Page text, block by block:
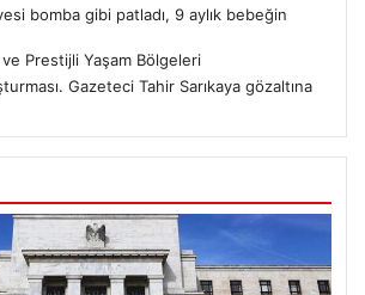
bomba gibi patladı, 9 aylık bebeğin
Prestijli Yaşam Bölgeleri
Gazeteci Tahir Sarıkaya gözaltına